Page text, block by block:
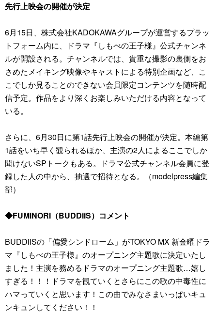
先行上映会の開催が決定
6月15日、株式会社KADOKAWAグループが運営するプラッ
トフォーム内に、ドラマ『しもべの王子様』公式チャンネ
ルが開設される。チャンネルでは、貴重な撮影の裏側をお
さめたメイキング映像やキャストによる特別企画など、こ
こでしか見ることのできない会員限定コンテンツを随時配
信予定。作品をより深くお楽しみいただける内容となって
いる。
さらに、6月30日に第1話先行上映会の開催が決定。本編第
1話をいち早く観られるほか、主演の2人によるここでしか
聞けないSPトークもある。ドラマ公式チャンネル会員に登
録した人の中から、抽選で招待となる。（modelpress編集
部）
◆FUMINORI（BUDDiiS）コメント
BUDDiiSの「偏愛シンドローム」がTOKYO MX 新金曜ドラ
マ『しもべの王子様』のオープニング主題歌に決定いたし
ました！主演を務めるドラマのオープニング主題歌…嬉し
すぎる！！！ドラマを観ていくとさらにこの歌の中毒性に
ハマっていくと思います！この曲でみなさまいっぱいキュ
ンキュンしてください！！